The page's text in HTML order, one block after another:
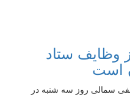
وظایف ستاد
است
سمالی روز سه شنبه در